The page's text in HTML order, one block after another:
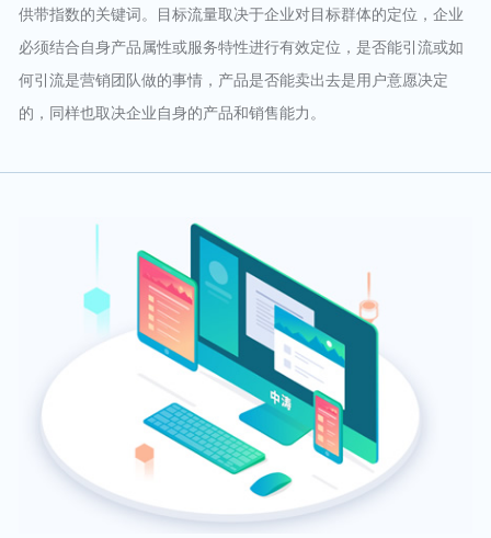
供带指数的关键词。目标流量取决于企业对目标群体的定位，企业
必须结合自身产品属性或服务特性进行有效定位，是否能引流或如
何引流是营销团队做的事情，产品是否能卖出去是用户意愿决定
的，同样也取决企业自身的产品和销售能力。